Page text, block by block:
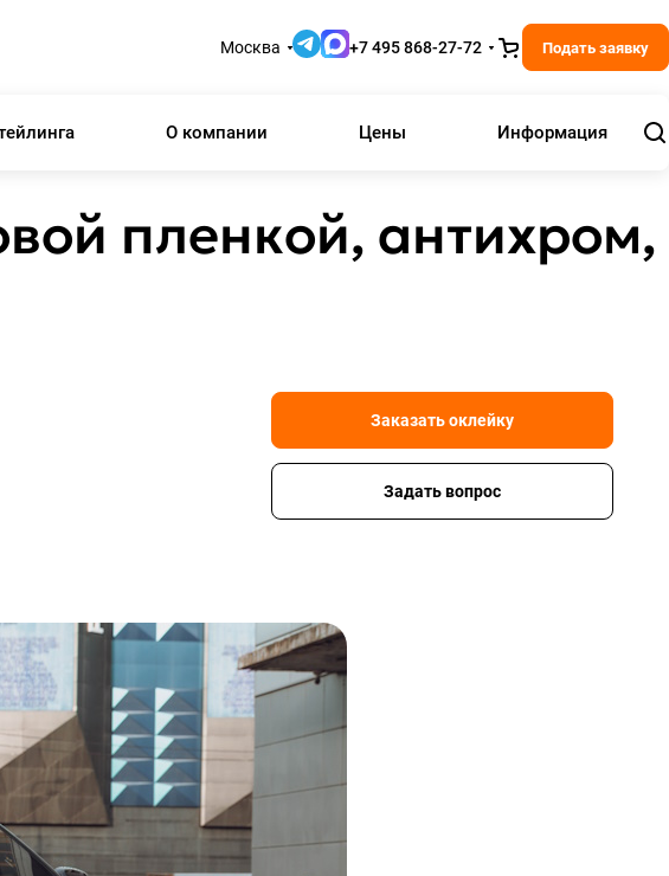
Москва +7 495 868-27-72 Подать заявку
О компании Цены Информация
пленкой, антихром,
Заказать оклейку
Задать вопрос